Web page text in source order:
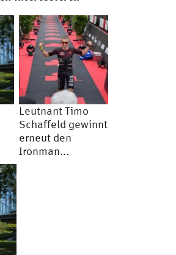
Leutnant Timo
Schaffeld gewinnt
erneut den
Ironman...